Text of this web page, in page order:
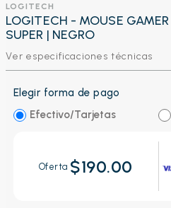
LOGITECH
LOGITECH - MOUSE
SUPER | NEGRO
Ver especificaciones técnicas
Elegir forma de pago
Efectivo/Tarjetas
Oferta $190.00